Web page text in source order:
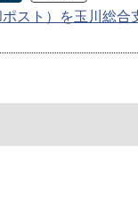
スト）を玉川総合